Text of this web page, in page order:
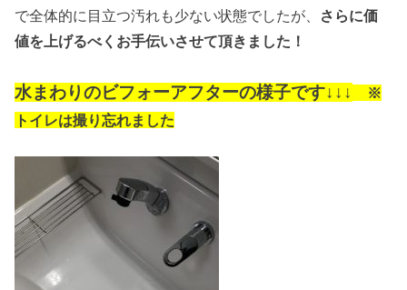
で全体的に目立つ汚れも少ない状態でしたが、 さらに価
値を上げるべくお手伝いさせて頂きました！
水まわりのビフォーアフターの様子です↓↓↓
※
トイレは撮り忘れました